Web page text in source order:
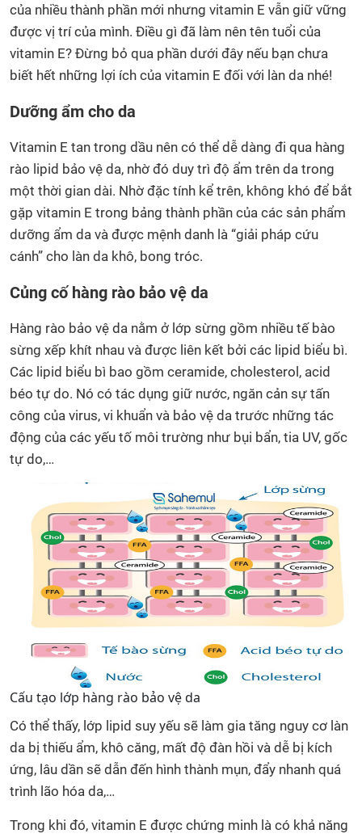
của nhiều thành phần mới nhưng vitamin E vẫn giữ vững
được vị trí của mình. Điều gì đã làm nên tên tuổi của
vitamin E? Đừng bỏ qua phần dưới đây nếu bạn chưa
biết hết những lợi ích của vitamin E đối với làn da nhé!
Dưỡng ẩm cho da
Vitamin E tan trong dầu nên có thể dễ dàng đi qua hàng
rào lipid bảo vệ da, nhờ đó duy trì độ ẩm trên da trong
một thời gian dài. Nhờ đặc tính kể trên, không khó để bắt
gặp vitamin E trong bảng thành phần của các sản phẩm
dưỡng ẩm da và được mệnh danh là “giải pháp cứu
cánh” cho làn da khô, bong tróc.
Củng cố hàng rào bảo vệ da
Hàng rào bảo vệ da nằm ở lớp sừng gồm nhiều tế bào
sừng xếp khít nhau và được liên kết bởi các lipid biểu bì.
Các lipid biểu bì bao gồm ceramide, cholesterol, acid
béo tự do. Nó có tác dụng giữ nước, ngăn cản sự tấn
công của virus, vi khuẩn và bảo vệ da trước những tác
động của các yếu tố môi trường như bụi bẩn, tia UV, gốc
tự do,…
Cấu tạo lớp hàng rào bảo vệ da
Có thể thấy, lớp lipid suy yếu sẽ làm gia tăng nguy cơ làn
da bị thiếu ẩm, khô căng, mất độ đàn hồi và dễ bị kích
ứng, lâu dần sẽ dẫn đến hình thành mụn, đẩy nhanh quá
trình lão hóa da,…
Trong khi đó, vitamin E được chứng minh là có khả năng